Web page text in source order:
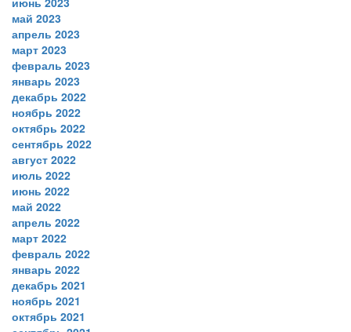
май 2023
апрель 2023
март 2023
февраль 2023
январь 2023
декабрь 2022
ноябрь 2022
октябрь 2022
сентябрь 2022
август 2022
июль 2022
июнь 2022
май 2022
апрель 2022
март 2022
февраль 2022
январь 2022
декабрь 2021
ноябрь 2021
октябрь 2021